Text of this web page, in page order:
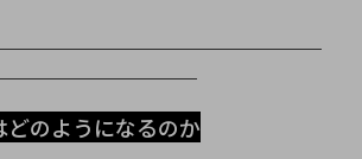
どのようになるのか